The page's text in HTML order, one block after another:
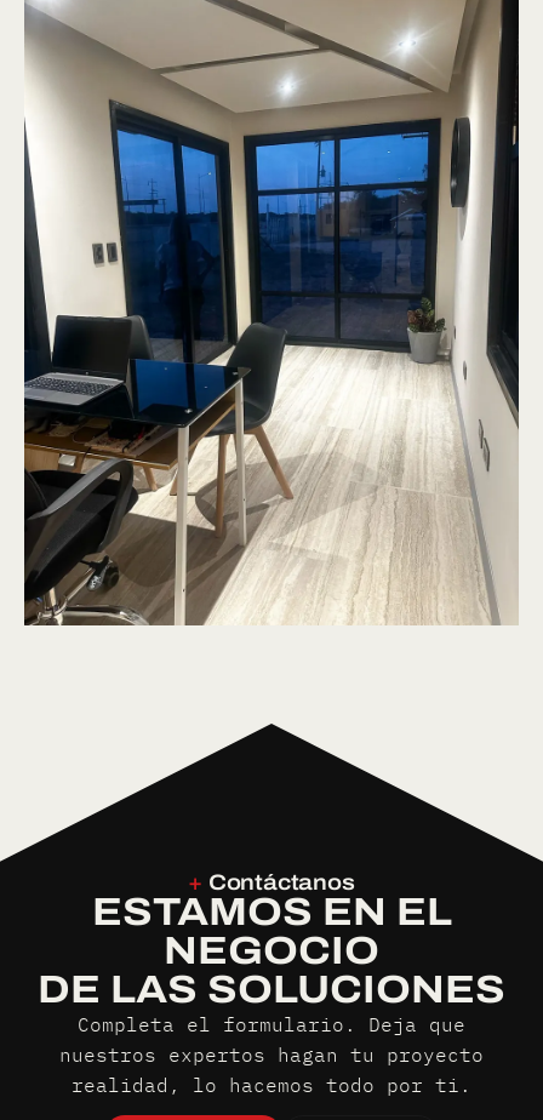
+ Contáctanos
ESTAMOS EN EL
NEGOCIO
DE LAS SOLUCIONES
Completa el formulario. Deja que
nuestros expertos hagan tu proyecto
realidad, lo hacemos todo por ti.